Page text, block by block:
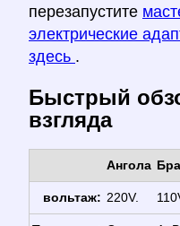
перезапустите
электрические
здесь .
Быстрый
взгляда
Ангола
вольтаж: 220V.